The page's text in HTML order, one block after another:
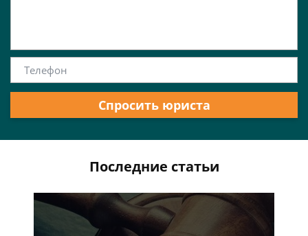
Спросить юриста
Последние статьи